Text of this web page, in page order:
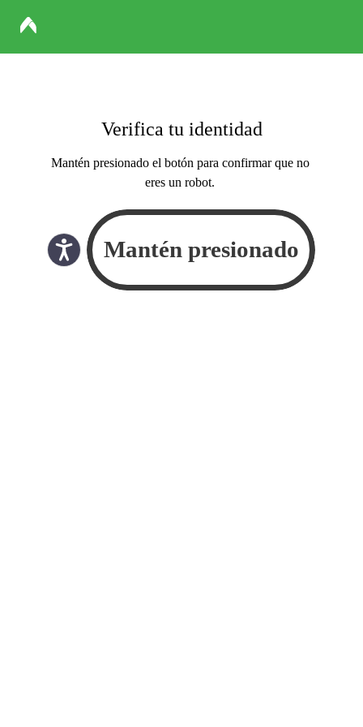
Verifica tu identidad
Mantén presionado el botón para confirmar que no
eres un robot.